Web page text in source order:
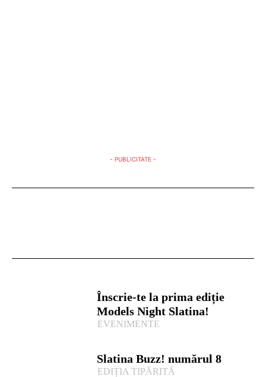
- PUBLICITATE -
Înscrie-te la prima ediție
Models Night Slatina!
EVENIMENTE
Slatina Buzz! numărul 8
EDIȚIA TIPĂRITĂ